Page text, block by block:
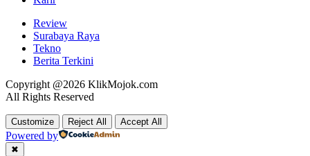
Review
Surabaya Raya
Tekno
Berita Terkini
Copyright @2026 KlikMojok.com
All Rights Reserved
Customize Reject All Accept All
Powered by
✖